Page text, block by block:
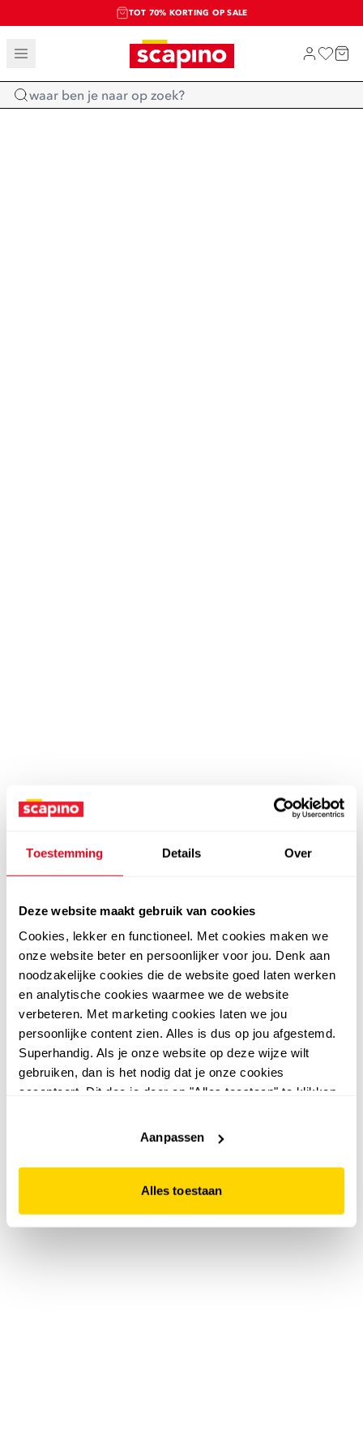
Toestemming Details Over
Deze website maakt gebruik van cookies
Cookies, lekker en functioneel. Met cookies maken we
onze website beter en persoonlijker voor jou. Denk aan
noodzakelijke cookies die de website goed laten werken
en analytische cookies waarmee we de website
verbeteren. Met marketing cookies laten we jou
persoonlijke content zien. Alles is dus op jou afgestemd.
Superhandig. Als je onze website op deze wijze wilt
gebruiken, dan is het nodig dat je onze cookies
accepteert. Dit doe je door op "Alles toestaan" te klikken.
website niet optimaal functioneert.
Aanpassen
Alles toestaan
TOT 70% KORTING OP SALE
SALE: LAATSTE KANS!
SHOP NIEUW
Home